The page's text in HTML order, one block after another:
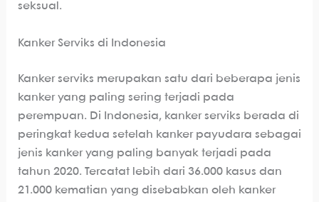
seksual.
Kanker Serviks di Indonesia
Kanker serviks merupakan satu dari beberapa jenis
kanker yang paling sering terjadi pada
perempuan. Di Indonesia, kanker serviks berada di
peringkat kedua setelah kanker payudara sebagai
jenis kanker yang paling banyak terjadi pada
tahun 2020. Tercatat lebih dari 36.000 kasus dan
21.000 kematian yang disebabkan oleh kanker